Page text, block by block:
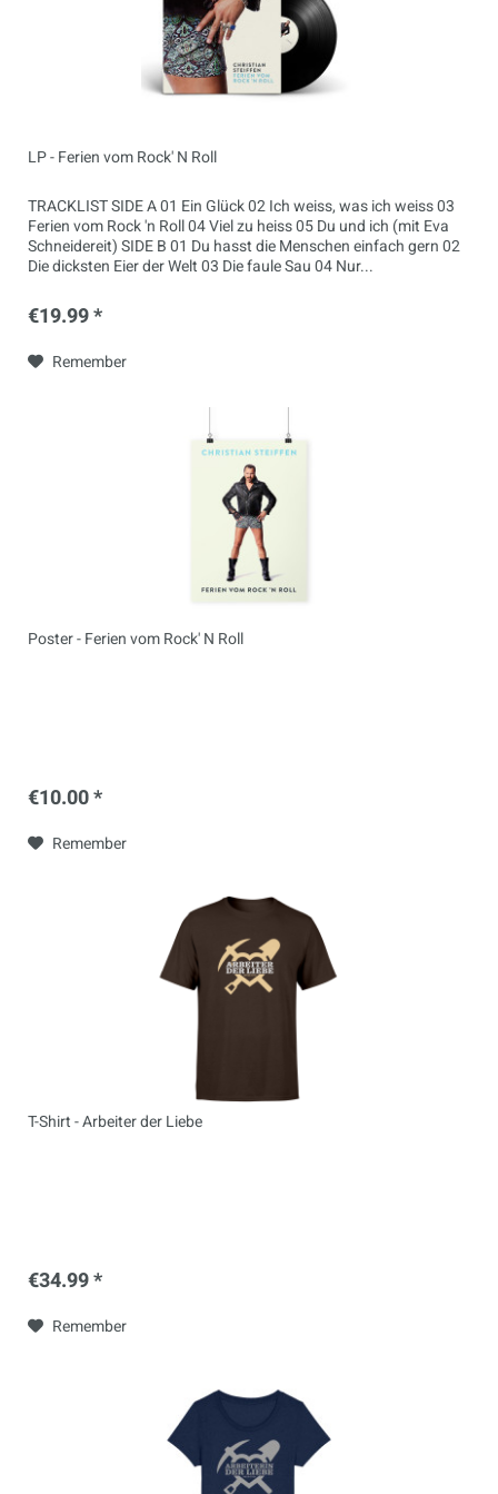
LP - Ferien vom Rock' N Roll
TRACKLIST SIDE A 01 Ein Glück 02 Ich weiss, was ich weiss 03
Ferien vom Rock 'n Roll 04 Viel zu heiss 05 Du und ich (mit Eva
Schneidereit) SIDE B 01 Du hasst die Menschen einfach gern 02
Die dicksten Eier der Welt 03 Die faule Sau 04 Nur...
€19.99 *
Remember
Poster - Ferien vom Rock' N Roll
€10.00 *
Remember
T-Shirt - Arbeiter der Liebe
€34.99 *
Remember